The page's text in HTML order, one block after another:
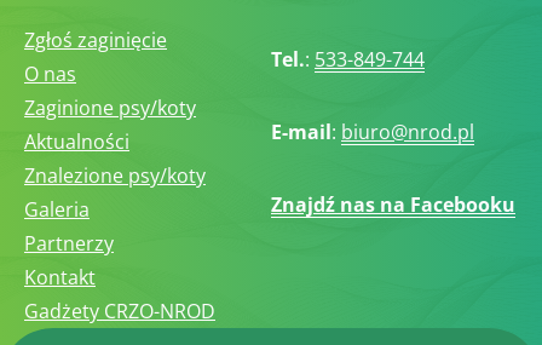
Zgłoś zaginięcie
O nas
Zaginione psy/koty
Aktualności
Znalezione psy/koty
Galeria
Partnerzy
Kontakt
Gadżety CRZO-NROD
Tel.: 533-849-744
E-mail: biuro@nrod.pl
Znajdź nas na Facebooku